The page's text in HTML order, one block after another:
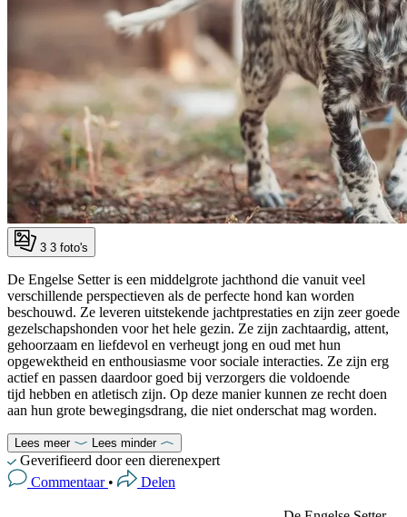
3 3 foto's
De Engelse Setter is een middelgrote jachthond die vanuit veel
verschillende perspectieven als de perfecte hond kan worden
beschouwd. Ze leveren uitstekende jachtprestaties en zijn zeer goede
gezelschapshonden voor het hele gezin. Ze zijn zachtaardig, attent,
gehoorzaam en liefdevol en verheugt jong en oud met hun
opgewektheid en enthousiasme voor sociale interacties. Ze zijn erg
actief en passen daardoor goed bij verzorgers die voldoende
tijd hebben en atletisch zijn. Op deze manier kunnen ze recht doen
aan hun grote bewegingsdrang, die niet onderschat mag worden.
Lees meer Lees minder
Geverifieerd door een dierenexpert
Commentaar • Delen